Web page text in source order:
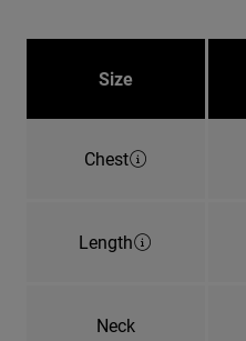
Size
Chest
Length
Neck